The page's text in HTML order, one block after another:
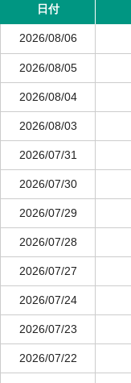
日付
2026/08/06
2026/08/05
2026/08/04
2026/08/03
2026/07/31
2026/07/30
2026/07/29
2026/07/28
2026/07/27
2026/07/24
2026/07/23
2026/07/22